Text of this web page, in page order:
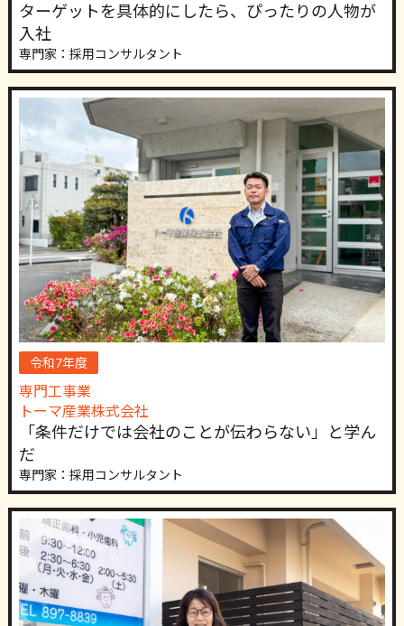
ターゲットを具体的にしたら、ぴったりの人物が
入社
専門家：採用コンサルタント
令和7年度
専門工事業
トーマ産業株式会社
「条件だけでは会社のことが伝わらない」と学ん
だ
専門家：採用コンサルタント